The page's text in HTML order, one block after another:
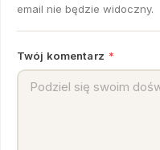
email nie będzie widoczny.
Twój komentarz *